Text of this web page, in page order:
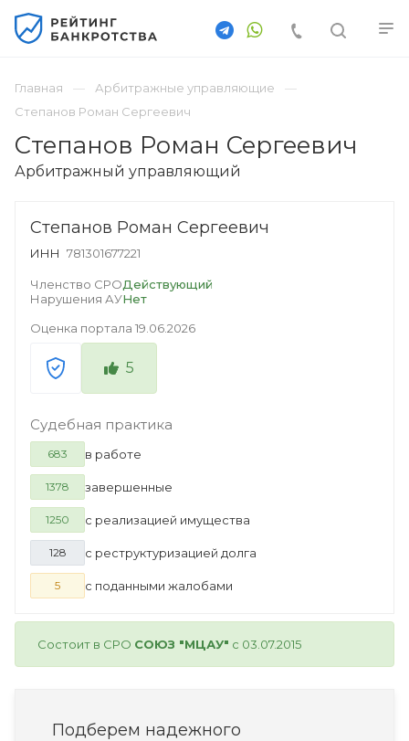
Главная
Арбитражные управляющие
Степанов Роман Сергеевич
Степанов Роман Сергеевич
Арбитражный управляющий
Степанов Роман Сергеевич
ИНН 781301677221
Членство СРОДействующий
Нарушения АУНет
Оценка портала 19.06.2026
5
Судебная практика
683 в работе
1378 завершенные
1250 с реализацией имущества
128 с реструктуризацией долга
5 с поданными жалобами
Состоит в СРО СОЮЗ "МЦАУ" с 03.07.2015
Подберем надежного